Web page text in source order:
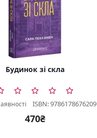
Будинок зі скла
ISBN: 9786178676209
470₴